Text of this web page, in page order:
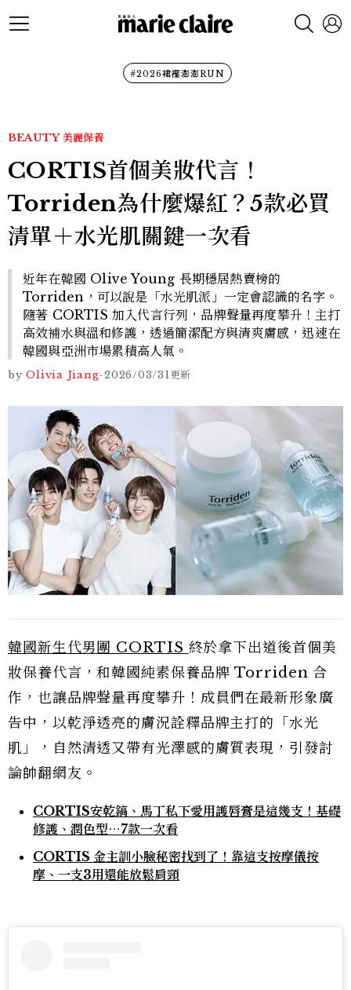
#2026裙襬澎澎RUN
BEAUTY 美麗保養
CORTIS首個美妝代言！
Torriden為什麼爆紅？5款必買
清單＋水光肌關鍵一次看
近年在韓國 Olive Young 長期穩居熱賣榜的
Torriden，可以說是「水光肌派」一定會認識的名字。
隨著 CORTIS 加入代言行列，品牌聲量再度攀升！主打
高效補水與溫和修護，透過簡潔配方與清爽膚感，迅速在
韓國與亞洲市場累積高人氣。
by Olivia Jiang-2026/03/31更新
韓國新生代男團 CORTIS 終於拿下出道後首個美
妝保養代言，和韓國純素保養品牌 Torriden 合
作，也讓品牌聲量再度攀升！成員們在最新形象廣
告中，以乾淨透亮的膚況詮釋品牌主打的「水光
肌」，自然清透又帶有光澤感的膚質表現，引發討
論帥翻網友。
CORTIS安乾鎬、馬丁私下愛用護唇膏是這幾支！基礎
修護、潤色型⋯7款一次看
CORTIS 金主訓小臉秘密找到了！靠這支按摩儀按
摩、一支3用還能放鬆肩頸